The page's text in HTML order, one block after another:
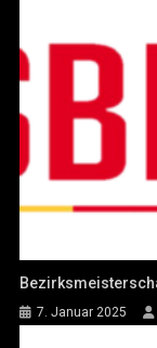
7. Januar 2025